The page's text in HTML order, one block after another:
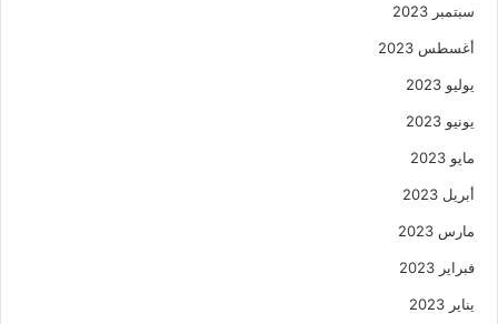
سبتمبر 2023
أغسطس 2023
يوليو 2023
يونيو 2023
مايو 2023
أبريل 2023
مارس 2023
فبراير 2023
يناير 2023